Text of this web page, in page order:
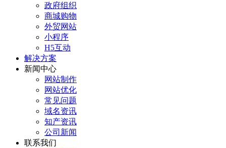
政府组织
商城购物
外贸网站
小程序
H5互动
解决方案
新闻中心
网站制作
网站优化
常见问题
域名资讯
知产资讯
公司新闻
联系我们